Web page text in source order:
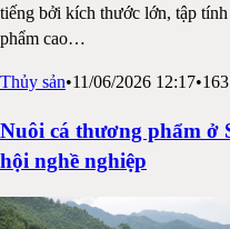
tiếng bởi kích thước lớn, tập
phẩm cao…
Thủy sản•11/06/2026 12:17•163
Nuôi cá thương phẩm ở
hội nghề nghiệp